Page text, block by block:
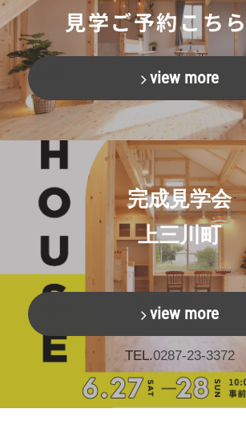
見学ご予約こち
view more
完成見学会
上三川町
view more
TEL.0287-23-3372